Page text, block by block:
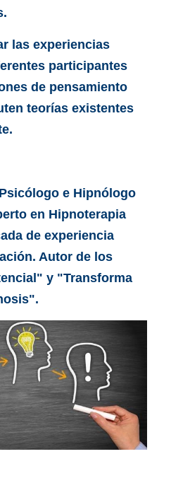
las experiencias
participantes
de pensamiento
teorías existentes
en Hipnoterapia
de experiencia
Autor de los
y "Transforma